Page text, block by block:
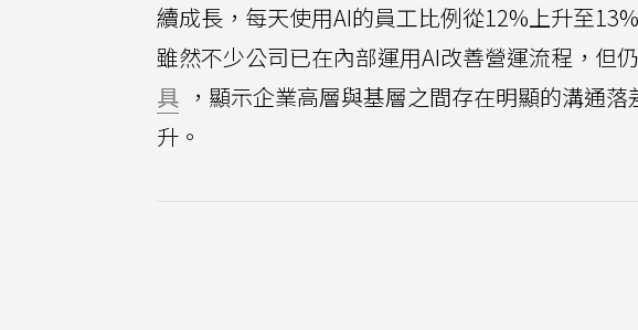
續成長，每天使用AI的員工比例從12%上升至
雖然不少公司已在內部運用AI改善營運流程，但
具 ，顯示企業高層與基層之間存在明顯的溝通
升。